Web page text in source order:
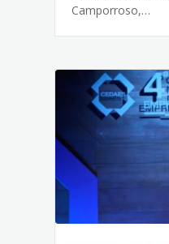
Camporroso,…